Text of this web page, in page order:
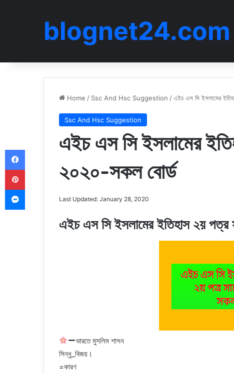
blognet24.com
Home / Ssc And Hsc Suggestion /এইচ এস সি ইসলামের
Ssc And Hsc Suggestion
এইচ এস সি ইসলামের
২০২০-সকল বোর্ড
Last Updated: January 28, 2020
এইচ এস সি ইসলামের ইতিহাস ২য়
ভারতে মুসলিম শাসন
সিন্ধু_বিজয়।
=কারণ
Facebook
Pinterest
Messenger